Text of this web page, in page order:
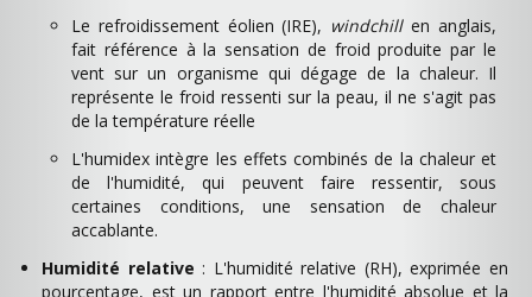
Le refroidissement éolien (IRE), windchillen anglais,
fait référence à la sensation de froid produite par le
vent sur un organisme qui dégage de la chaleur. Il
représente le froid ressenti sur la peau, il ne s'agit pas
de la température réelle
L'humidex intègre les effets combinés de la chaleur et
de l'humidité, qui peuvent faire ressentir, sous
certaines conditions, une sensation de chaleur
accablante.
Humidité relative : L'humidité relative (RH), exprimée en
pourcentage, est un rapport entre l'humidité absolue et la